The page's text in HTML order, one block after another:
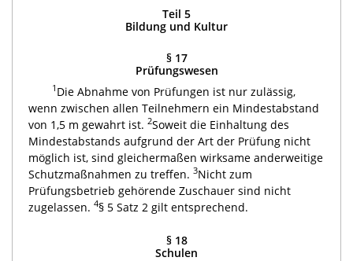
Teil 5
Bildung und Kultur
§ 17
Prüfungswesen
1 Die Abnahme von Prüfungen ist nur zulässig,
wenn zwischen allen Teilnehmern ein Mindestabstand
von 1,5 m gewahrt ist. 2Soweit die Einhaltung des
Mindestabstands aufgrund der Art der Prüfung nicht
möglich ist, sind gleichermaßen wirksame anderweitige
Schutzmaßnahmen zu treffen. 3Nicht zum
Prüfungsbetrieb gehörende Zuschauer sind nicht
zugelassen. 4§ 5 Satz 2 gilt entsprechend.
§ 18
Schulen